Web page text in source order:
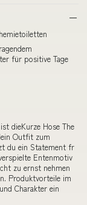
für positive Tage
dieKurze Hose The
Outfit zum
du ein Statement fr
Entenmotiv
zu ernst nehmen
Produktvorteile im
Charakter ein